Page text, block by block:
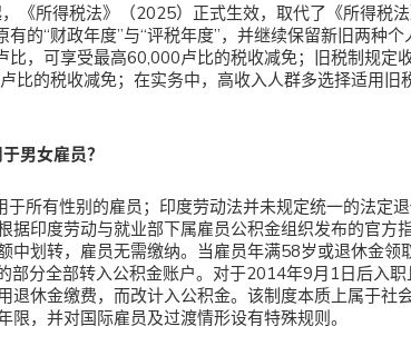
《所得税法》（2025）正式生效，取代了《所得税
有的“财政年度”与“评税年度”，并继续保留新旧两种
比，可享受最高60,000卢比的税收减免；旧税制规定
比的税收减免；在实务中，高收入人群多选择适用旧
男女雇员？
于所有性别的雇员；印度劳动法并未规定统一的法定
据印度劳动与就业部下属雇员公积金组织发布的官方
中划转，雇员无需缴纳。当雇员年满58岁或退休金领
部分全部转入公积金账户。对于2014年9月1日后入
退休金缴费，而改计入公积金。该制度本质上属于社
限，并对国际雇员及过渡情形设有特殊规则。